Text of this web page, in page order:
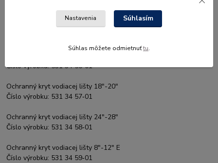
Ochranný kryt vodiacej lišty 12"-14"
Číslo výrobku: 531 34 56‑01
Ochranný kryt vodiacej lišty 18"-20"
Číslo výrobku: 531 34 57‑01
Ochranný kryt vodiacej lišty 24"-28"
Číslo výrobku: 531 34 58‑01
Ochranný kryt vodiacej lišty 8"-12" E
Číslo výrobku: 531 34 59‑01
Nastavenia Súhlasím
Súhlas môžete odmietnuťtu.